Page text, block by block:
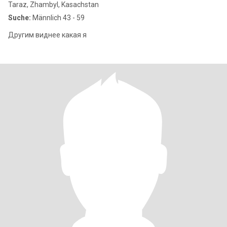
Taraz, Zhambyl, Kasachstan
Suche: Männlich 43 - 59
Другим виднее какая я